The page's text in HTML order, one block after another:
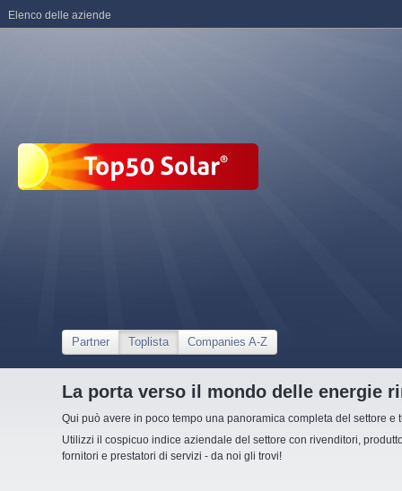
Partner Toplista Companies A-Z
La porta verso il mondo delle energie
Qui può avere in poco tempo una panoramica completa del settore e
Utilizzi il cospicuo indice aziendale del settore con rivenditori,
fornitori e prestatori di servizi - da noi gli trovi!
Elenco delle aziende